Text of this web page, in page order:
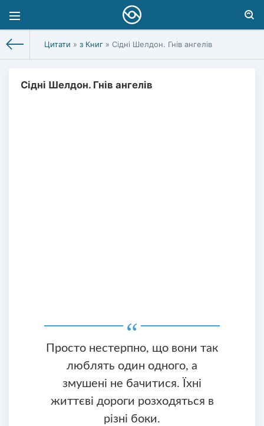
Цитати » з Книг » Сідні Шелдон. Гнів ангелів
Сідні Шелдон. Гнів ангелів
Просто нестерпно, що вони так
люблять один одного, а
змушені не бачитися. Їхні
життєві дороги розходяться в
різні боки.